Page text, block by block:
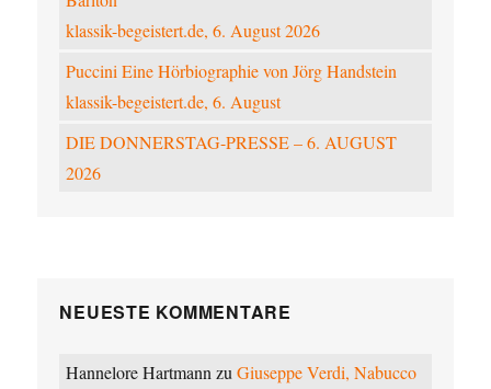
klassik-begeistert.de, 6. August 2026
Puccini Eine Hörbiographie von Jörg Handstein
klassik-begeistert.de, 6. August
DIE DONNERSTAG-PRESSE – 6. AUGUST
2026
NEUESTE KOMMENTARE
Hannelore Hartmann zuGiuseppe Verdi, Nabucco